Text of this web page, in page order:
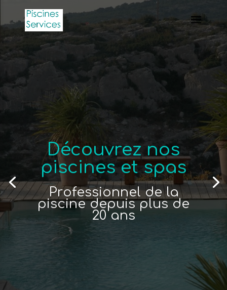
Découvrez nos
piscines et spas
Professionnel de la
piscine depuis plus de
20 ans